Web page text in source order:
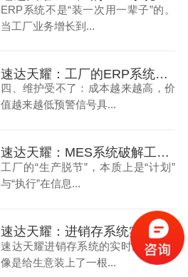
ERP系统不是“装一次用一辈子”的。
当工厂业务增长到...
速达天耀：工厂的ERP系统该升级的几个预警信号（下）
四、维护受不了：成本越来越高，价
值越来越低预警信号具...
速达天耀：MES系统破解工厂生产脱节问题
工厂的“生产脱节”，本质上是“计划”
与“执行”在信息...
速达天耀：进销存系统实时同步小店数据（上）
速达天耀进销存系统的实时同步，就
像是给生意装上了一根...